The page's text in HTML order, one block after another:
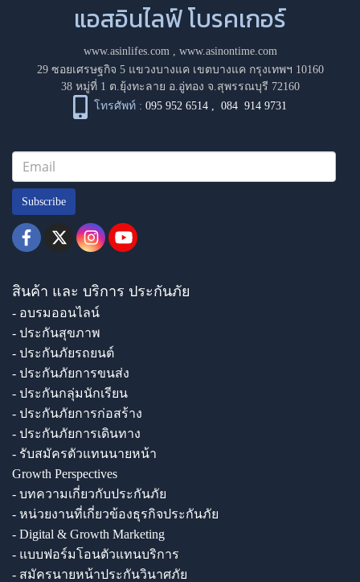
แอสอินไลฟ์ โบรคเกอร์
www.asinlifes.com, www.asinontime.com
29 ซอยเศรษฐกิจ 5 แขวงบางแค เขตบางแค กรุงเทพฯ 10160
38 หมู่ที่ 1 ต.ยุ้งทะลาย อ.อู่ทอง จ.สุพรรณบุรี 72160
โทรศัพท์ : 095 952 6514 ,084 914 9731
Subscribe
สินค้า และ บริการ ประกันภัย
- อบรมออนไลน์
- ประกันสุขภาพ
- ประกันภัยรถยนต์
- ประกันภัยการขนส่ง
- ประกันกลุ่มนักเรียน
- ประกันภัยการก่อสร้าง
- ประกันภัยการเดินทาง
- รับสมัครตัวแทนนายหน้า
Growth Perspectives
- บทความเกี่ยวกับประกันภัย
- หน่วยงานที่เกี่ยวข้องธุรกิจประกันภัย
- Digital & Growth Marketing
- แบบฟอร์มโอนตัวแทนบริการ
- สมัครนายหน้าประกันวินาศภัย